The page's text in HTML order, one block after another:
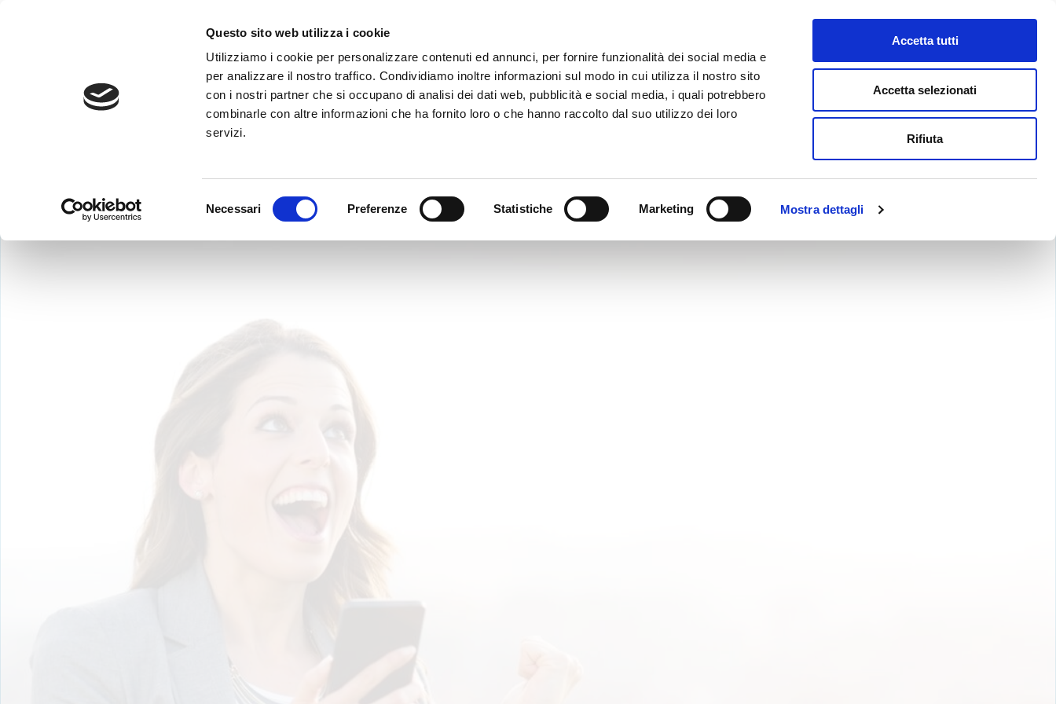
Questo sito web utilizza i cookie
Utilizziamo i cookie per personalizzare contenuti ed annunci, per fornire funzionalità dei social media e
per analizzare il nostro traffico. Condividiamo inoltre informazioni sul modo in cui utilizza il nostro sito
con i nostri partner che si occupano di analisi dei dati web, pubblicità e social media, i quali potrebbero
combinarle con altre informazioni che ha fornito loro o che hanno raccolto dal suo utilizzo dei loro
servizi.
Necessari Preferenze Statistiche Marketing Mostra dettagli
Accetta tutti
Accetta selezionati
Rifiuta
CONTATTI
SERVIZIO APPALTI E PIATTAFORME
Pagamento con Carta di Credito. Durata annuale -Rinnovo non automatico.
Per pagare con Bonifico, chiamare lo 06 30260645 o inviare una Email a: info@nextdeal.it